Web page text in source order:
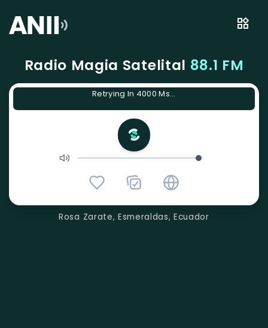
Radio Magia Satelital 88.1 FM
Retrying In 4000 Ms...
Rosa Zarate, Esmeraldas, Ecuador